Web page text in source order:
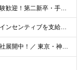
【学歴・経歴不問】未経験歓迎！第⼆新卒・⼿に職をつけたい・新たな挑戦者⼤歓迎！⼈柄・意欲重視の採⽤♪ ＼これまでの経験・スキルは⼀切不問／ 新たな⼀歩を全⼒で応援します！ ★経歴・学歴不問 ★未経
＼⽉収６０万円可！毎⽉インセンティブを⽀給／ ⽉給３０万円〜+ダブルインセンティブ（個⼈+⽀店達成率に応じて） ※営業⼿当含む ▼下記固定残業代を含みます ・関東圏：5万8000円〜（⽉36h分）＋
＼急成⻑により全国で⽀社展開中！／ 東京・神奈川・埼⽟・千葉・⼤阪・名古屋・神⼾・新潟・⾦沢・京都・広島・福岡などで募集中！ ★東京、⼤阪、名古屋、福岡は急募のため、特に選考優遇します★ ◎勤務地は